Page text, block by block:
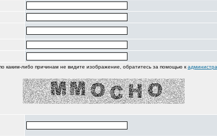
каким-либо причинам не видите изображение, обратитесь за помощью к